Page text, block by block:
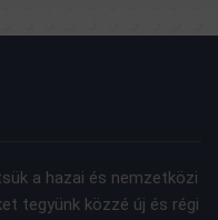
a hazai és nemzetközi
tegyünk közzé új és régi